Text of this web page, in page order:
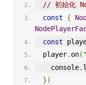
// 初始化
const
{
const
  player
. on(
    console
.
})